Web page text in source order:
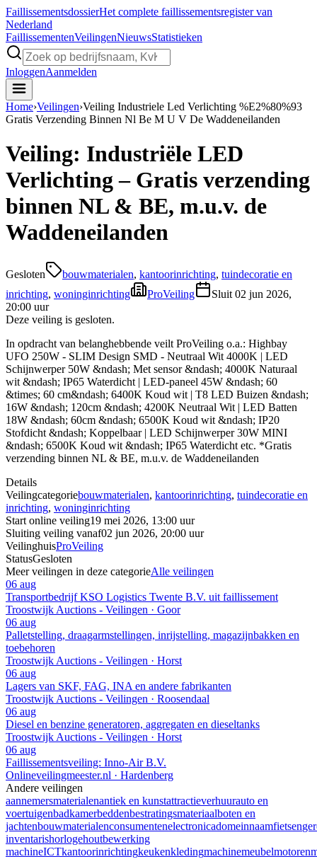
FaillissementsdossierHet complete faillissementsregister van
Nederland
FaillissementenVeilingenNieuwsStatistieken
InloggenAanmelden
Home›Veilingen›Veiling Industriele Led Verlichting %E2%80%93
Gratis Verzending Binnen Nl Be M U V De Waddeneilanden
Veiling: Industriële LED
Verlichting – Gratis verzending
binnen NL & BE, m.u.v. de
Waddeneilanden
Gesloten bouwmaterialen, kantoorinrichting, tuindecoratie en
inrichting, woninginrichting ProVeiling Sluit 02 jun 2026,
20:00 uur
Deze veiling is gesloten.
In opdracht van belanghebbende veilt ProVeiling o.a.: Highbay
UFO 250W - SLIM Design SMD - Neutraal Wit 4000K | LED
Schijnwerper 50W &ndash; Met sensor &ndash; 4000K Naturaal
wit &ndash; IP65 Waterdicht | LED-paneel 45W &ndash; 60
&times; 60 cm&ndash; 6400K Koud wit | T8 LED Buizen &ndash;
16W &ndash; 120cm &ndash; 4200K Neutraal Wit | LED Batten
18W &ndash; 60cm &ndash; 6500K Koud wit &ndash; IP20
Stofdicht &ndash; Koppelbaar | LED Schijnwerper 30W MINI
&ndash; 6500K Koud wit &ndash; IP65 Waterdicht etc. *Gratis
verzending binnen NL & BE, m.u.v. de Waddeneilanden
Details
Veilingcategoriebouwmaterialen, kantoorinrichting, tuindecoratie en
inrichting, woninginrichting
Start online veiling19 mei 2026, 13:00 uur
Sluiting veiling vanaf02 jun 2026, 20:00 uur
VeilinghuisProVeiling
StatusGesloten
Meer veilingen in deze categorieAlle veilingen
06 aug
Transportbedrijf KSO Logistics Twente B.V. uit faillissement
Troostwijk Auctions - Veilingen · Goor
06 aug
Palletstelling, draagarmstellingen, inrijstelling, magazijnbakken en
toebehoren
Troostwijk Auctions - Veilingen · Horst
06 aug
Lagers van SKF, FAG, INA en andere fabrikanten
Troostwijk Auctions - Veilingen · Roosendaal
06 aug
Diesel en benzine generatoren, aggregaten en dieseltanks
Troostwijk Auctions - Veilingen · Horst
06 aug
Faillissementsveiling: Inno-Air B.V.
Onlineveilingmeester.nl · Hardenberg
Andere veilingen
aannemersmaterialenantiek en kunstattractieverhuurauto en
voertuigenbadkamerbeddenbestratingsmateriaalboten en
jachtenbouwmaterialenconsumentenelectronicadomeinnaamfietsen
inventarishorlogehoutbewerking
machineICTkantoorinrichtingkeukenkledingmachinemeubelmotoren